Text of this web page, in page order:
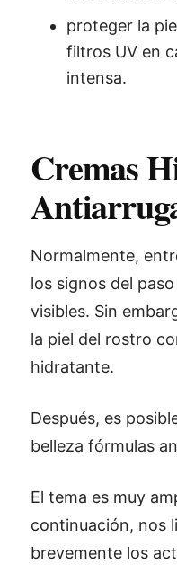
proteger la
filtros UV en
intensa.
Cremas
Normalmente,
los signos del
visibles. Sin
la piel del rostro
hidratante.
Después, es
belleza fórmulas
El tema es muy
continuación, nos
brevemente los